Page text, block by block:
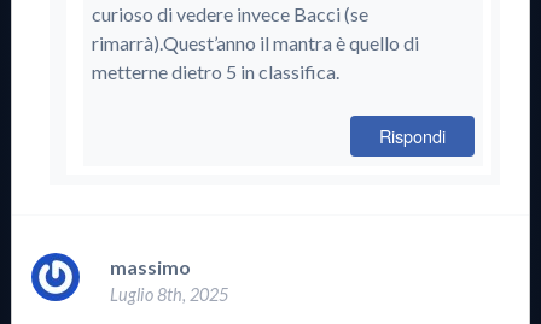
curioso di vedere invece Bacci (se
rimarrà).Quest’anno il mantra è quello di
metterne dietro 5 in classifica.
Rispondi
massimo
Luglio 8th, 2025